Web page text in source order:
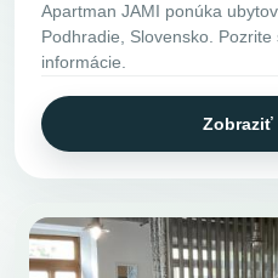
Apartman JAMI ponúka
Podhradie, Slovensko.
informácie.
Zobraziť